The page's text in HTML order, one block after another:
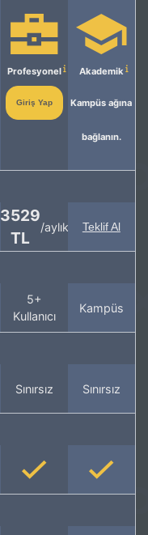
Profesyonel
Giriş Yap
Akademik
Kampüs ağına
bağlanın.
3529
TL
/aylık Teklif Al
5+
Kullanıcı
Kampüs
Sınırsız Sınırsız